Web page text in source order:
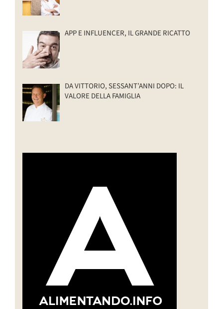
APP E INFLUENCER, IL GRANDE RICATTO
DA VITTORIO, SESSANT’ANNI DOPO: IL
VALORE DELLA FAMIGLIA